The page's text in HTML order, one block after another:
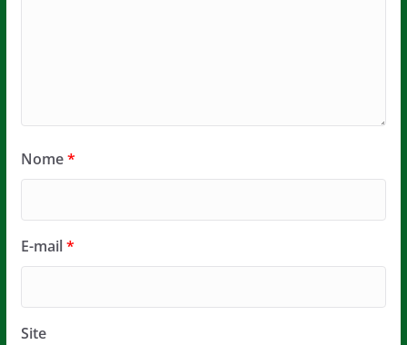
Nome*
E-mail*
Site